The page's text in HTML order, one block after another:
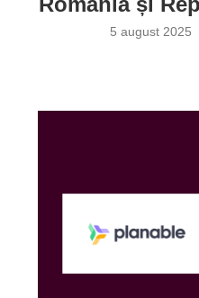
5 august 2025